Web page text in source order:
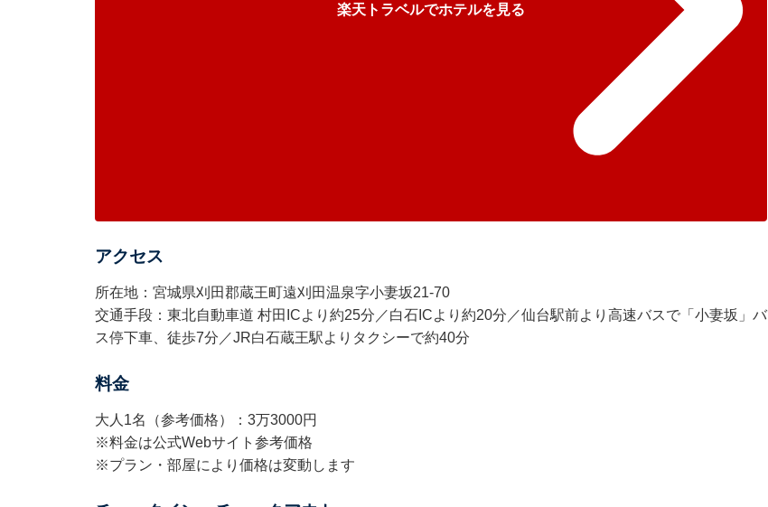
楽天トラベルでホテルを見る
アクセス
所在地：宮城県刈田郡蔵王町遠刈田温泉字小妻坂21-70
交通手段：東北自動車道 村田ICより約25分／白石ICより約20分／仙台駅前より高速バスで「小妻坂」バ
ス停下車、徒歩7分／JR白石蔵王駅よりタクシーで約40分
料金
大人1名（参考価格）：3万3000円
※料金は公式Webサイト参考価格
※プラン・部屋により価格は変動します